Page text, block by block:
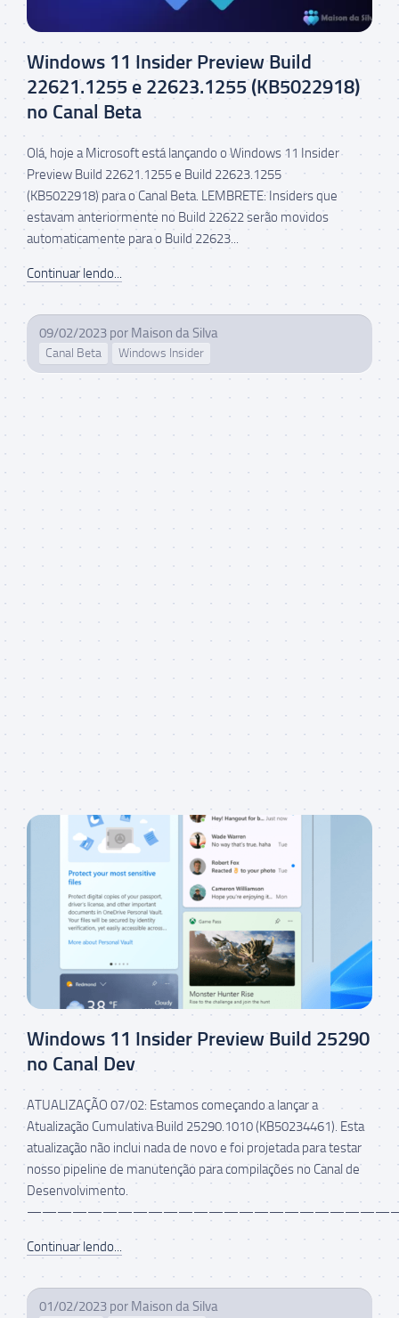
Windows 11 Insider Preview Build
22621.1255 e 22623.1255 (KB5022918)
no Canal Beta
Olá, hoje a Microsoft está lançando o Windows 11 Insider
Preview Build 22621.1255 e Build 22623.1255
(KB5022918) para o Canal Beta. LEMBRETE: Insiders que
estavam anteriormente no Build 22622 serão movidos
automaticamente para o Build 22623...
Continuar lendo...
09/02/2023 por Maison da Silva
Canal Beta Windows Insider
Windows 11 Insider Preview Build 25290
no Canal Dev
ATUALIZAÇÃO 07/02: Estamos começando a lançar a
Atualização Cumulativa Build 25290.1010 (KB50234461). Esta
atualização não inclui nada de novo e foi projetada para testar
nosso pipeline de manutenção para compilações no Canal de
Desenvolvimento.
Continuar lendo...
01/02/2023 por Maison da Silva